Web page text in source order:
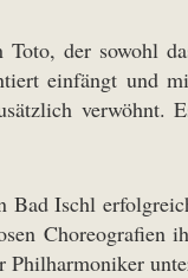
Toto, der sowohl
einfängt und
verwöhnt.
Bad Ischl
Choreografien
Philharmoniker